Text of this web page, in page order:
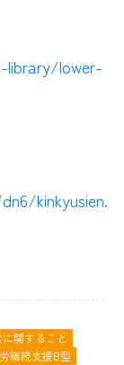
library/lower-
kinkyusien.
関すること
継続支援B型